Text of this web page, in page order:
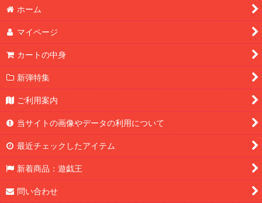
ホーム
マイページ
カートの中身
新弾特集
ご利用案内
当サイトの画像やデータの利用について
最近チェックしたアイテム
新着商品：遊戯王
問い合わせ